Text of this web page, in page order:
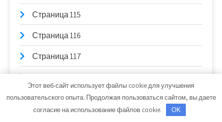
Страница 115
Страница 116
Страница 117
Страница 118
Страница 119
Этот веб-сайт использует файлы cookie для улучшения
пользовательского опыта. Продолжая пользоваться сайтом, вы даете
согласие на использование файлов cookie.
OK